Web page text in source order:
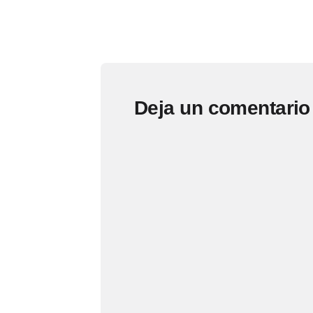
Deja un comentario